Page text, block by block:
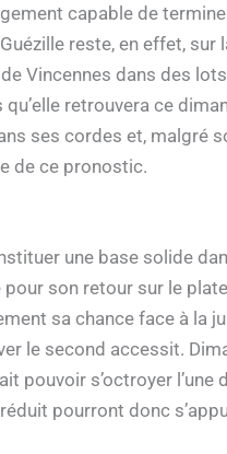
capable de
reste, en effet, sur
Vincennes dans des
retrouvera ce
ses cordes et, malgré
de ce pronostic.
une base solide
pour son retour sur le
sa chance face à la
le second accessit.
pouvoir s’octroyer l’une
pourront donc